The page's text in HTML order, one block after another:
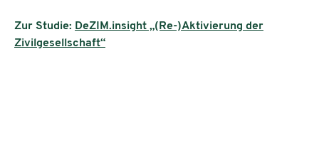
Zur Studie: DeZIM.insight „(Re-)Aktivierung der
Zivilgesellschaft“